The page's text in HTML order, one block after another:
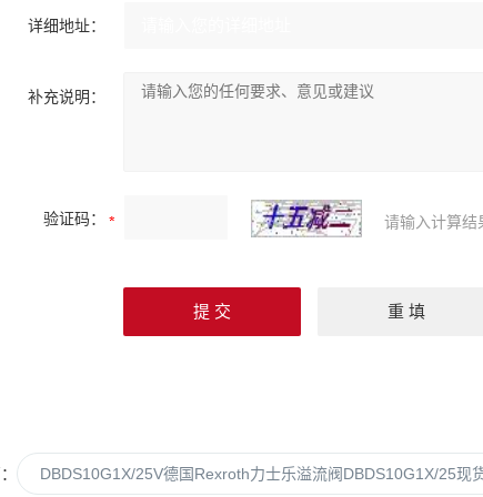
详细地址：
补充说明：
验证码： 请输入计算结
DBDS10G1X/25V德国Rexroth力士乐溢流阀DBDS10G1X/25现